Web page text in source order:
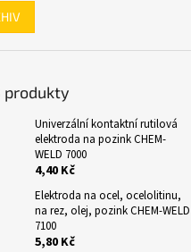
produkty
Univerzální kontaktní rutilová
elektroda na pozink CHEM-
WELD 7000
4,40 Kč
Elektroda na ocel, ocelolitinu,
na rez, olej, pozink CHEM-WELD
7100
5,80 Kč